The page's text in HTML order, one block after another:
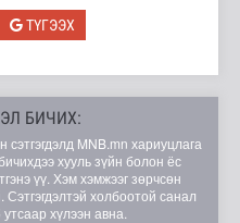
ТҮГЭЭХ
БИЧИХ:
MNB.mn хариуцлага
хууль зүйн болон ёс
үү. Хэм хэмжээг зөрчсөн
Сэтгэгдэлтэй холбоотой санал
утсаар хүлээн авна.